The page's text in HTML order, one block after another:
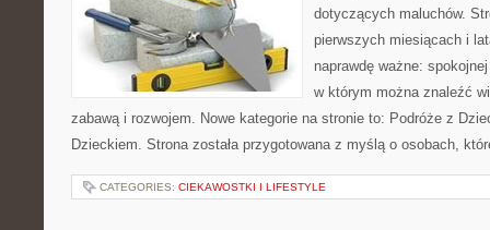
dotyczących maluchów.
pierwszych miesiącach i
naprawdę ważne:
w którym można znaleźć
zabawą i rozwojem. Nowe kategorie na stronie to: Podróże z
Dzieckiem. Strona została przygotowana z myślą o osobach,
CATEGORIES: CIEKAWOSTKI I LIFESTYLE